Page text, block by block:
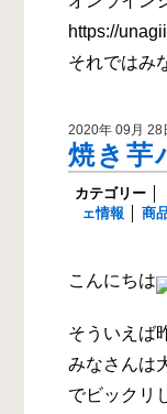
https://
それではみ
2020年 09月 28
焼き芋
カテゴリー
ェ情報
商
こんにちは
そういえば
みなさんは
でビックリ